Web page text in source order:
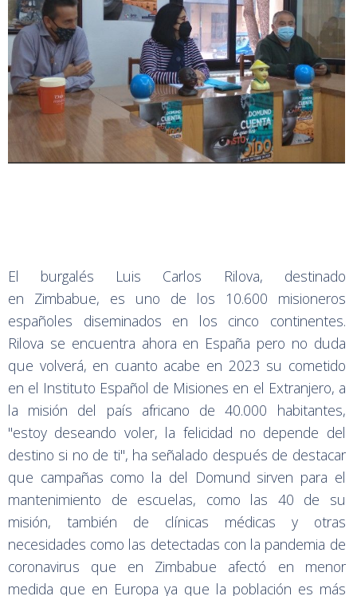
El burgalés Luis Carlos Rilova, destinado
en Zimbabue, es uno de los 10.600 misioneros
españoles diseminados en los cinco continentes.
Rilova se encuentra ahora en España pero no duda
que volverá, en cuanto acabe en 2023 su cometido
en el Instituto Español de Misiones en el Extranjero, a
la misión del país africano de 40.000 habitantes,
"estoy deseando voler, la felicidad no depende del
destino si no de ti", ha señalado después de destacar
que campañas como la del Domund sirven para el
mantenimiento de escuelas, como las 40 de su
misión, también de clínicas médicas y otras
necesidades como las detectadas con la pandemia de
coronavirus que en Zimbabue afectó en menor
medida que en Europa ya que la población es más